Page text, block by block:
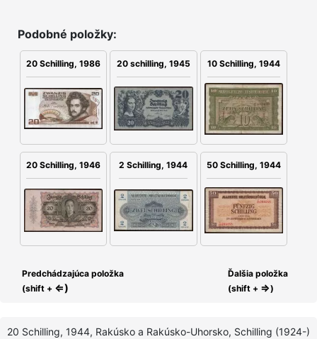
Podobné položky:
20 Schilling, 1986 20 schilling, 1945 10 Schilling, 1944
20 Schilling, 1946 2 Schilling, 1944 50 Schilling, 1944
Predchádzajúca položka
(shift + ⇐)
Ďalšia položka
(shift + ⇒)
20 Schilling, 1944, Rakúsko a Rakúsko-Uhorsko, Schilling (1924-)